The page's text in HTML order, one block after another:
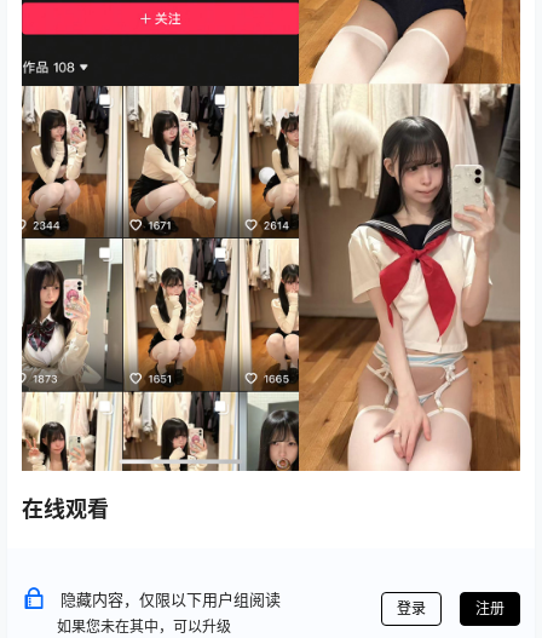
在线观看
隐藏内容，仅限以下用户组阅读
如果您未在其中，可以升级
登录 注册